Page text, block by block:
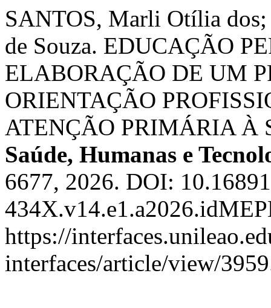
SANTOS, Marli Otília
de Souza. EDUCAÇÃO
ELABORAÇÃO DE UM
ORIENTAÇÃO
ATENÇÃO PRIMÁRIA À
Saúde, Humanas e
6677, 2026. DOI:
https://
interfaces/article/view/